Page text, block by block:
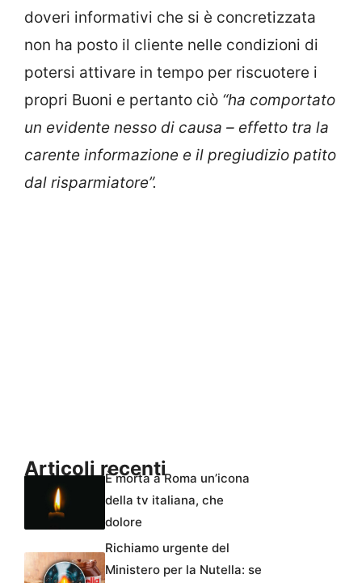
doveri informativi che si è concretizzata
non ha posto il cliente nelle condizioni di
potersi attivare in tempo per riscuotere i
propri Buoni e pertanto ciò “ha comportato
un evidente nesso di causa – effetto tra la
carente informazione e il pregiudizio patito
dal risparmiatore”.
Articoli recentiÈ morta a Roma un’icona
della tv italiana, che
dolore
Richiamo urgente del
Ministero per la Nutella: se